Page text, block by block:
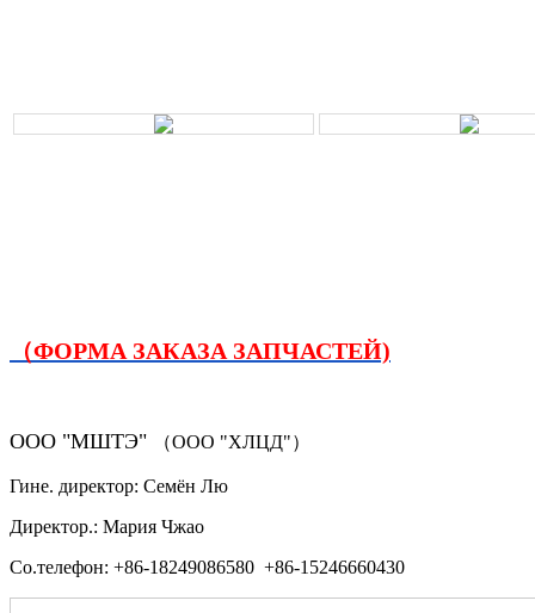
（ФОРМА ЗАКАЗА ЗАПЧАСТЕЙ)
ООО "МШТЭ" （ООО "ХЛЦД"）
Гине. директор: Семён Лю
Директор.: Мария Чжао
Со.телефон: +86-18249086580 +86-15246660430